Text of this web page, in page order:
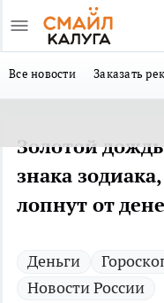
Все новости Заказать
Золотой
знака
лопнут от
Деньги
Новости России